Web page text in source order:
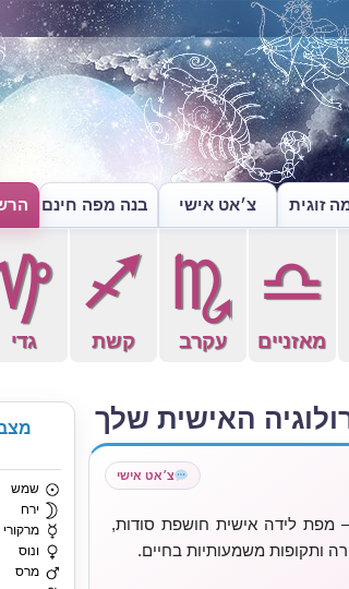
זוגית צ׳אט אישי בנה מפה חינם
j
מאזניים
k
עקרב
l
קשת גדי
האישית שלך
צ׳אט אישי
מפת לידה אישית חושפת סודות,
ותקופות משמעותיות בחיים.
שמש
ירח
מרקורי
ונוס
מרס